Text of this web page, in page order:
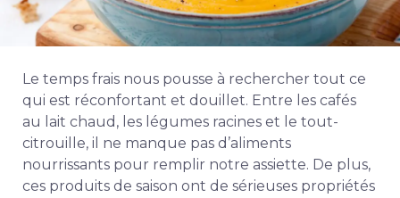
Le temps frais nous pousse à rechercher tout ce
qui est réconfortant et douillet. Entre les cafés
au lait chaud, les légumes racines et le tout-
citrouille, il ne manque pas d’aliments
nourrissants pour remplir notre assiette. De plus,
ces produits de saison ont de sérieuses propriétés